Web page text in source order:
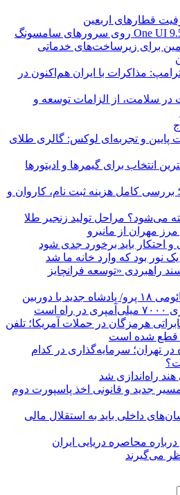
هکتار زمین برای زیرساخت‌های خدماتی
مذاکرات با ایران هم‌اکنون در
سلامت، از الزامات توسعه و
پایین و تجربه‌ای لوکس: گالری طلای
انتخاب برای گیمرها و ادیتورها
هزینه حج عمره ۱۴۰۵؛ بررسی کامل هزینه ثبت نام، کاروان و
می‌شود؟ مراحل تولید زنجیر طلا
مرز مهران از مانیرو
احتکار باید برخورد جدی شود
نور بود که وارد خانه ما شد
راهبردی «توسعه فرانچایز
افشای مشخصات شیائومی ۱۸ پرو/ پادشاه جدید با دوربین
دکل مخابراتی هرمزگان در حملات آمریکا؛ تلفن
‌قطع شده است
در تهران؛ سرمایه‌گذاری در کدام
هند راه‌اندازی شد
جدید و قانونی اخذ پاسپورت دوم
داخلی باید به استقلال مالی
محاصره دریایی ایران
می‌گیرند